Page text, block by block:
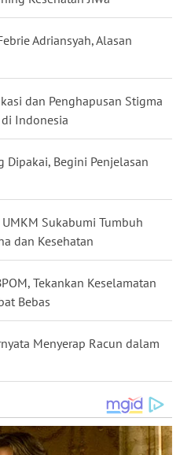
Adriansyah, Alasan
dan Penghapusan Stigma
Indonesia
Dipakai, Begini Penjelasan
Sukabumi Tumbuh
dan Kesehatan
Tekankan Keselamatan
Bebas
Menyerap Racun dalam